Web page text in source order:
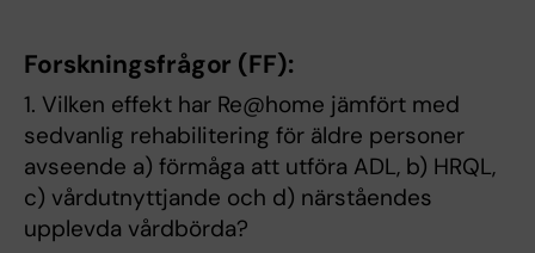
Forskningsfrågor (FF):
1. Vilken effekt har Re@home jämfört med
sedvanlig rehabilitering för äldre personer
avseende a) förmåga att utföra ADL, b) HRQL,
c) vårdutnyttjande och d) närståendes
upplevda vårdbörda?